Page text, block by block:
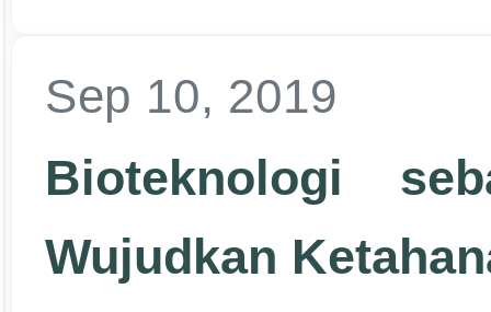
Sep 10, 2019
Bioteknologi
Wujudkan